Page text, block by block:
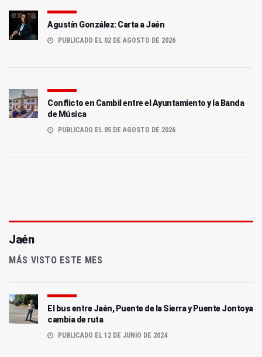
Agustín González: Carta a Jaén
PUBLICADO EL 02 DE AGOSTO DE 2026
Conflicto en Cambil entre el Ayuntamiento y la Banda
de Música
PUBLICADO EL 05 DE AGOSTO DE 2026
Jaén
MÁS VISTO ESTE MES
El bus entre Jaén, Puente de la Sierra y Puente Jontoya
cambia de ruta
PUBLICADO EL 12 DE JUNIO DE 2024